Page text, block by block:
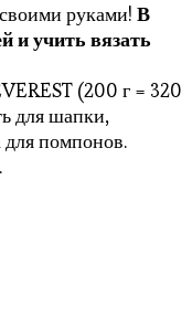
руками! В
и учить вязать
(200 г = 320
для шапки,
помпонов.